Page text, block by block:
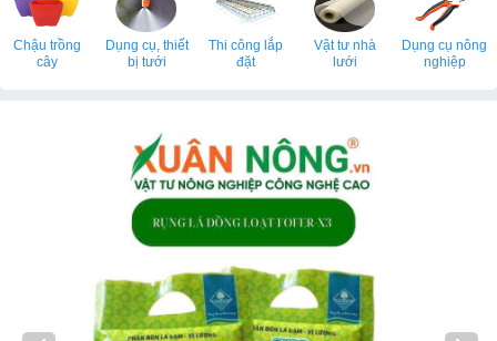
Chậu trồng
cây
Dụng cụ, thiết
bị tưới
Thi công lắp
đặt
Vật tư nhà
lưới
Dụng cụ nông
nghiệp